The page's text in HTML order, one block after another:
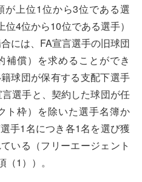
が上位1位から3位である選
4位から10位である選手）
には、FA宣言選手の旧球団
補償）を求めることができ
球団が保有する支配下選手
選手と、契約した球団が任
ト枠）を除いた選手名簿か
手1名につき各1名を選び獲
いる（フリーエージェント
1））。